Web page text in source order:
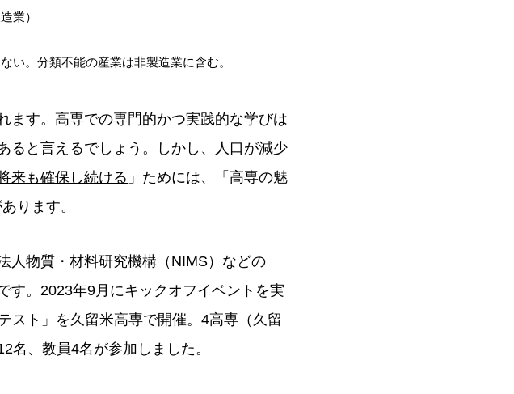
業）
い。分類不能の産業は非製造業に含む。
ます。高専での専門的かつ実践的な学びは
ると言えるでしょう。しかし、人口が減少
来も確保し続ける 」ためには、「高専の魅
ります。
人物質・材料研究機構（NIMS）などの
す。2023年9月にキックオフイベントを実
スト」を久留米高専で開催。4高専（久留
名、教員4名が参加しました。